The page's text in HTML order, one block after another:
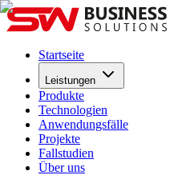
Startseite
Leistungen
Produkte
Technologien
Anwendungsfälle
Projekte
Fallstudien
Über uns